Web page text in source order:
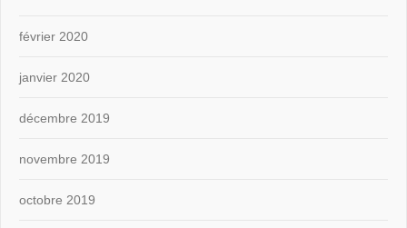
février 2020
janvier 2020
décembre 2019
novembre 2019
octobre 2019